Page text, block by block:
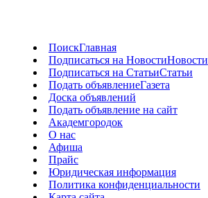
ПоискГлавная
Подписаться на НовостиНовости
Подписаться на СтатьиСтатьи
Подать объявлениеГазета
Доска объявлений
Подать объявление на сайт
Академгородок
О нас
Афиша
Прайс
Юридическая информация
Политика конфиденциальности